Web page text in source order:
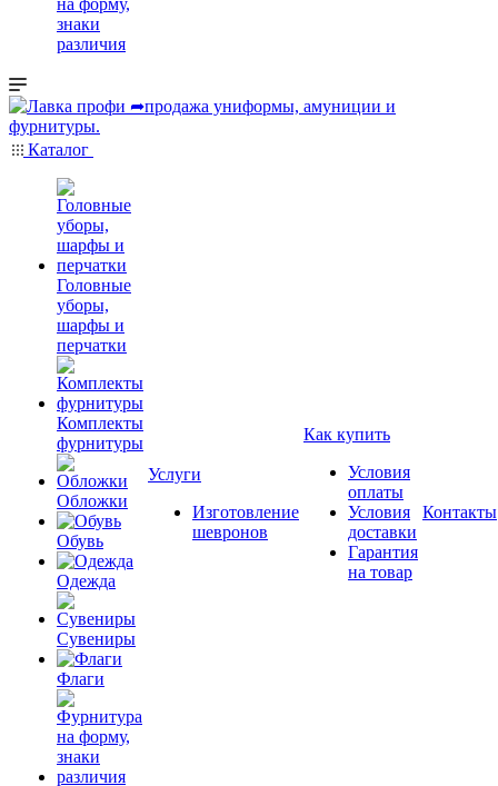
на форму,
знаки
различия
Каталог
Головные
уборы,
шарфы и
перчатки
Комплекты
фурнитуры
Обложки
Обувь
Одежда
Сувениры
Флаги
Услуги
Изготовление
шевронов
Как купить
Условия
оплаты
Условия
доставки
Гарантия
на товар
Контакты